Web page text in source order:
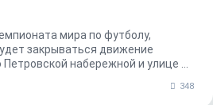
мира по футболу,
закрываться движение
набережной и улице ...
348